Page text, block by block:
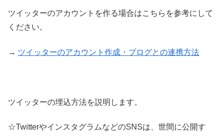
ツイッターのアカウントを作る場合はこちらを参考にして
ください。
→ ツイッターのアカウント作成・ブログとの連携方法
ツイッターの埋込方法を説明します。
☆TwitterやインスタグラムなどのSNSは、世間に公開す